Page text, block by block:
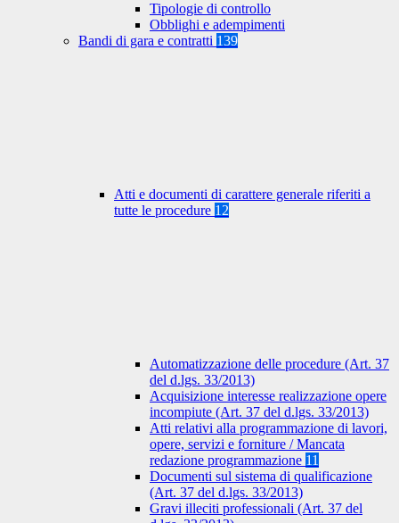
Tipologie di controllo
Obblighi e adempimenti
Bandi di gara e contratti 139
Atti e documenti di carattere generale riferiti a
tutte le procedure 12
Automatizzazione delle procedure (Art. 37
del d.lgs. 33/2013)
Acquisizione interesse realizzazione opere
incompiute (Art. 37 del d.lgs. 33/2013)
Atti relativi alla programmazione di lavori,
opere, servizi e forniture / Mancata
redazione programmazione 11
Documenti sul sistema di qualificazione
(Art. 37 del d.lgs. 33/2013)
Gravi illeciti professionali (Art. 37 del